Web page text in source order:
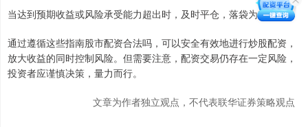
当达到预期收益或风险承受能力超出时，及时平仓，落袋为安。
通过遵循这些指南股市配资合法吗，可以安全有效地进行炒股配资，
放大收益的同时控制风险。但需要注意，配资交易仍存在一定风险，
投资者应谨慎决策，量力而行。
文章为作者独立观点，不代表联华证券策略观点